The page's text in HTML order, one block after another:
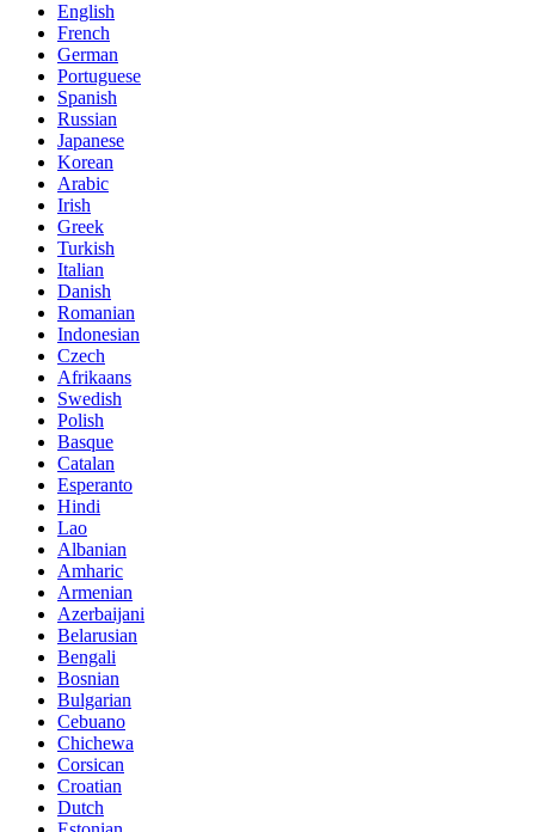
English
French
German
Portuguese
Spanish
Russian
Japanese
Korean
Arabic
Irish
Greek
Turkish
Italian
Danish
Romanian
Indonesian
Czech
Afrikaans
Swedish
Polish
Basque
Catalan
Esperanto
Hindi
Lao
Albanian
Amharic
Armenian
Azerbaijani
Belarusian
Bengali
Bosnian
Bulgarian
Cebuano
Chichewa
Corsican
Croatian
Dutch